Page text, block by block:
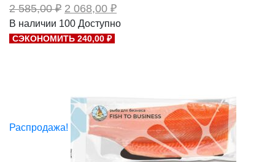
2 585,00₽ Первоначальная
цена
составляла
2
2 068,00 ₽Текущая
2
В наличии 100 Доступно
СЭКОНОМИТЬ 240,00 ₽
Распродажа!